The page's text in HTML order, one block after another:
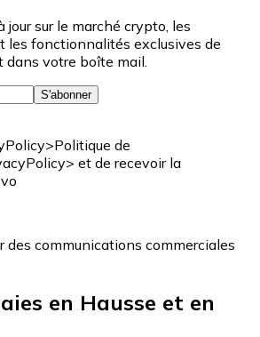
jour sur le marché crypto, les
les fonctionnalités exclusives de
votre boîte mail.
S'abonner
de
et de recevoir la
des communications commerciales
en Hausse et en